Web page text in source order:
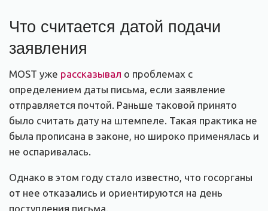
Что считается датой подачи
заявления
MOST уже рассказывал о проблемах с
определением даты письма, если заявление
отправляется почтой. Раньше таковой принято
было считать дату на штемпеле. Такая практика не
была прописана в законе, но широко применялась и
не оспаривалась.
Однако в этом году стало известно, что госорганы
от нее отказались и ориентируются на день
поступления письма.